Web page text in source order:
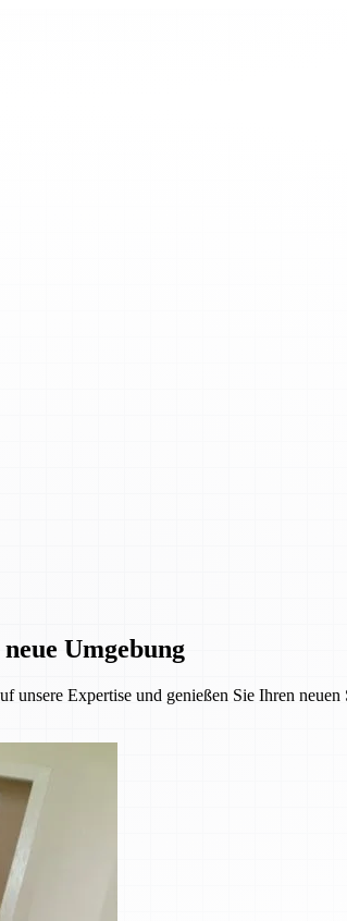
Umgebung
unsere Expertise und genießen Sie Ihren neuen